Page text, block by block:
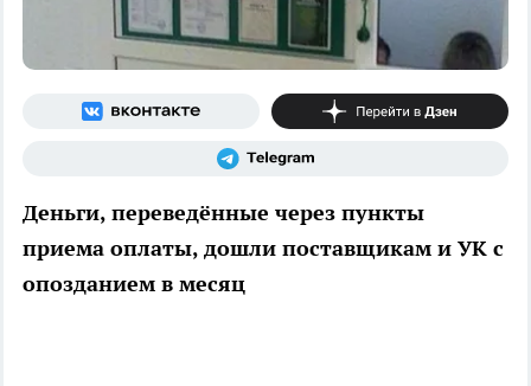
Деньги, переведённые через пункты
приема оплаты, дошли поставщикам и УК с
опозданием в месяц